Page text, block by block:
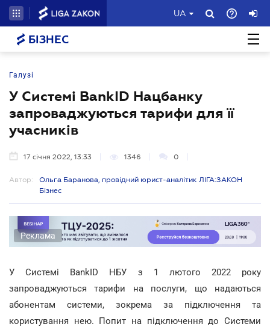
UA
БІЗНЕС
Галузі
У Системі BankID Нацбанку
запроваджуються тарифи для її
учасників
17 січня 2022, 13:33 1346 0
Автор:
Ольга Баранова, провідний юрист-аналітик ЛІГА:ЗАКОН
Бізнес
Реклама
У Системі BankID НБУ з 1 лютого 2022 року
запроваджуються тарифи на послуги, що надаються
абонентам системи, зокрема за підключення та
користування нею. Попит на підключення до Системи